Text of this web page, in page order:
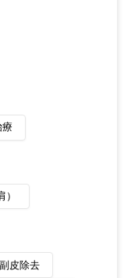
療
副皮除去